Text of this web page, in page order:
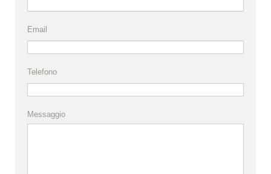
Email
Telefono
Messaggio